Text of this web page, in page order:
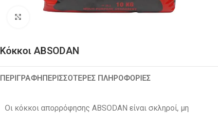
Κόκκοι ABSODAN
ΠΕΡΙΓΡΑΦΉΠΕΡΙΣΣΟΤΕΡΕΣ ΠΛΗΡΟΦΟΡΙΕΣ
Οι κόκκοι απορρόφησης ABSODAN είναι σκληροί, μη